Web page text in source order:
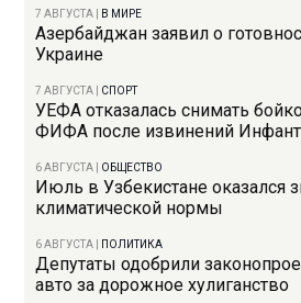
7 АВГУСТА В МИРЕ
Азербайджан заявил о
Украине
7 АВГУСТА СПОРТ
УЕФА отказалась снимать
ФИФА после извинений
6 АВГУСТА ОБЩЕСТВО
Июль в Узбекистане оказался
климатической нормы
6 АВГУСТА ПОЛИТИКА
Депутаты одобрили
авто за дорожное хулиганство